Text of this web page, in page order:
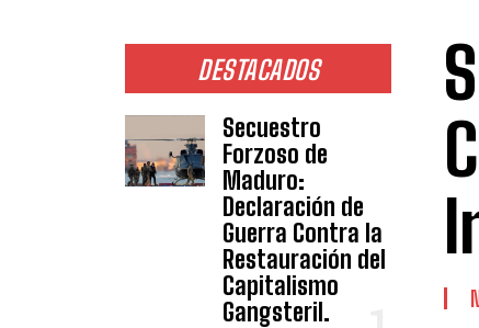
DESTACADOS
Secuestro
Forzoso de
Maduro:
Declaración de
Guerra Contra la
Restauración del
Capitalismo
Gangsteril.